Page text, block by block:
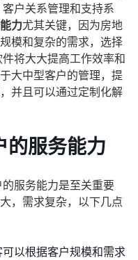
户关系管理和支持系
力尤其关键，因为房地
模和复杂的需求，选择
将大大提高工作效率和
大中型客户的管理，提
并且可以通过定制化解
的服务能力
服务能力是至关重要
，需求复杂，以下几点
可以根据客户规模和需求